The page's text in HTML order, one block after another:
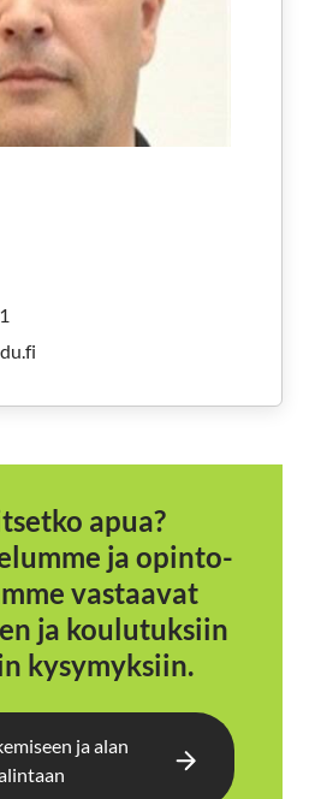
apua?
ja opinto-
vastaavat
ja koulutuksiin
kysymyksiin.
ja alan